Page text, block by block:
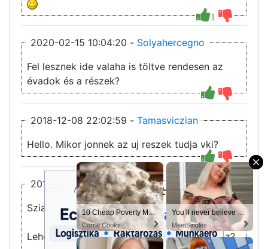
×
10 Cheap Meals That Taste Like a Million Bucks
Corrie Cooks
You’ll never believe why I moved to… Columbus
MeetSingles
10 Cheap Poverty Meals That Taste Like a Million Bucks
Corrie Cooks
You’ll never believe why I moved to… Columbus
MeetSingles
1
2020-02-15 10:04:20 - Solyahercegno
Fel lesznek ide valaha is töltve rendesen az
évadok és a részek?
2018-12-08 22:02:59 - Tamasviczian
Hello. Mikor jonnek az uj reszek tudja vki?
2018-10-23 14:14:42 -sirrichard
Sziasztok!
Lehetne kérni egy feliratégetést a 8 évadhoz?